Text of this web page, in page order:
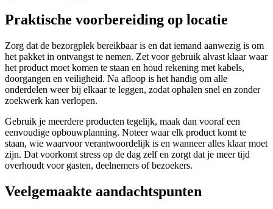
Praktische voorbereiding op locatie
Zorg dat de bezorgplek bereikbaar is en dat iemand aanwezig is om
het pakket in ontvangst te nemen. Zet voor gebruik alvast klaar waar
het product moet komen te staan en houd rekening met kabels,
doorgangen en veiligheid. Na afloop is het handig om alle
onderdelen weer bij elkaar te leggen, zodat ophalen snel en zonder
zoekwerk kan verlopen.
Gebruik je meerdere producten tegelijk, maak dan vooraf een
eenvoudige opbouwplanning. Noteer waar elk product komt te
staan, wie waarvoor verantwoordelijk is en wanneer alles klaar moet
zijn. Dat voorkomt stress op de dag zelf en zorgt dat je meer tijd
overhoudt voor gasten, deelnemers of bezoekers.
Veelgemaakte aandachtspunten